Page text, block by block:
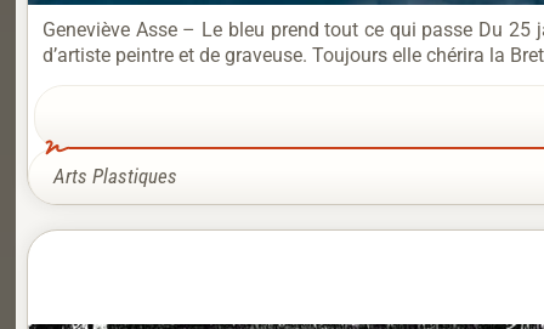
Geneviève Asse – Le bleu prend tout ce qui passe Du
d’artiste peintre et de graveuse. Toujours elle chérira la
Arts Plastiques